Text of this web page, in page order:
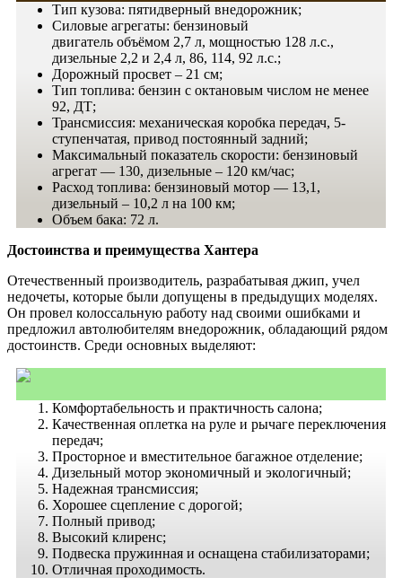
Тип кузова: пятидверный внедорожник;
Силовые агрегаты: бензиновый
двигатель объёмом 2,7 л, мощностью 128 л.с.,
дизельные 2,2 и 2,4 л, 86, 114, 92 л.с.;
Дорожный просвет – 21 см;
Тип топлива: бензин с октановым числом не менее
92, ДТ;
Трансмиссия: механическая коробка передач, 5-
ступенчатая, привод постоянный задний;
Максимальный показатель скорости: бензиновый
агрегат — 130, дизельные – 120 км/час;
Расход топлива: бензиновый мотор — 13,1,
дизельный – 10,2 л на 100 км;
Объем бака: 72 л.
Достоинства и преимущества Хантера
Отечественный производитель, разрабатывая джип, учел
недочеты, которые были допущены в предыдущих моделях.
Он провел колоссальную работу над своими ошибками и
предложил автолюбителям внедорожник, обладающий рядом
достоинств. Среди основных выделяют:
Комфортабельность и практичность салона;
Качественная оплетка на руле и рычаге переключения
передач;
Просторное и вместительное багажное отделение;
Дизельный мотор экономичный и экологичный;
Надежная трансмиссия;
Хорошее сцепление с дорогой;
Полный привод;
Высокий клиренс;
Подвеска пружинная и оснащена стабилизаторами;
Отличная проходимость.